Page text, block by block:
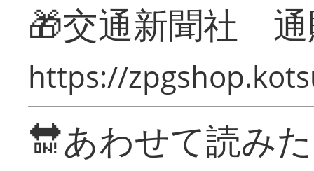
🎁交通新聞社
https://
🔛あわせて読み